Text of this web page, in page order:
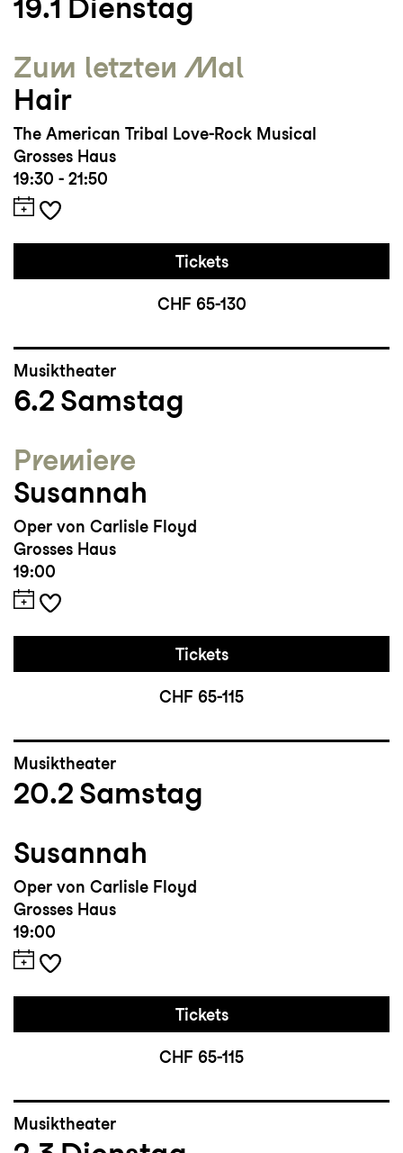
19.1 Dienstag
Zum letzten Mal
Hair
The American Tribal Love-Rock Musical
Grosses Haus
19:30 - 21:50
Tickets
CHF 65-130
Musiktheater
6.2 Samstag
Premiere
Susannah
Oper von Carlisle Floyd
Grosses Haus
19:00
Tickets
CHF 65-115
Musiktheater
20.2 Samstag
Susannah
Oper von Carlisle Floyd
Grosses Haus
19:00
Tickets
CHF 65-115
Musiktheater